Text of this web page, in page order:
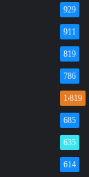
929
911
819
786
1٬819
685
635
614